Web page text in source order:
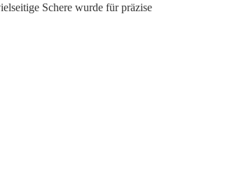
Schere wurde für präzise